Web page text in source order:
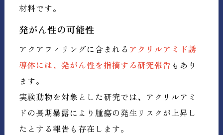
材料です。
発がん性の可能性
アクアフィリングに含まれる アクリルアミド誘
導体には、発がん性を指摘する研究報告 もあり
ます。
実験動物を対象とした研究では、アクリルアミ
ドの長期暴露により腫瘍の発生リスクが上昇し
たとする報告も存在します。